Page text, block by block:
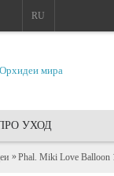
RU
УХОД
Phal. Miki Love Balloon